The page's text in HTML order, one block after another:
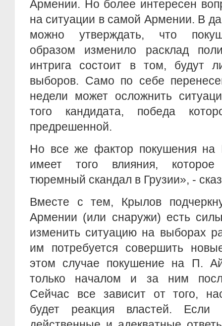
Армении. Но более интересен
на ситуации в самой Армении. В
можно утверждать, что
образом изменило расклад
интрига состоит в том, будут
выборов. Само по себе
недели может осложнить
того кандидата, победа
предрешенной.
Но все же фактор покушения на
имеет того влияния,
тюремный скандал в Грузии», -
Вместе с тем, Крылов
Армении (или снаружи) есть
изменить ситуацию на выборах
им потребуется совершить
этом случае покушение на П.
только началом и за ним
Сейчас все зависит от того,
будет реакция властей.